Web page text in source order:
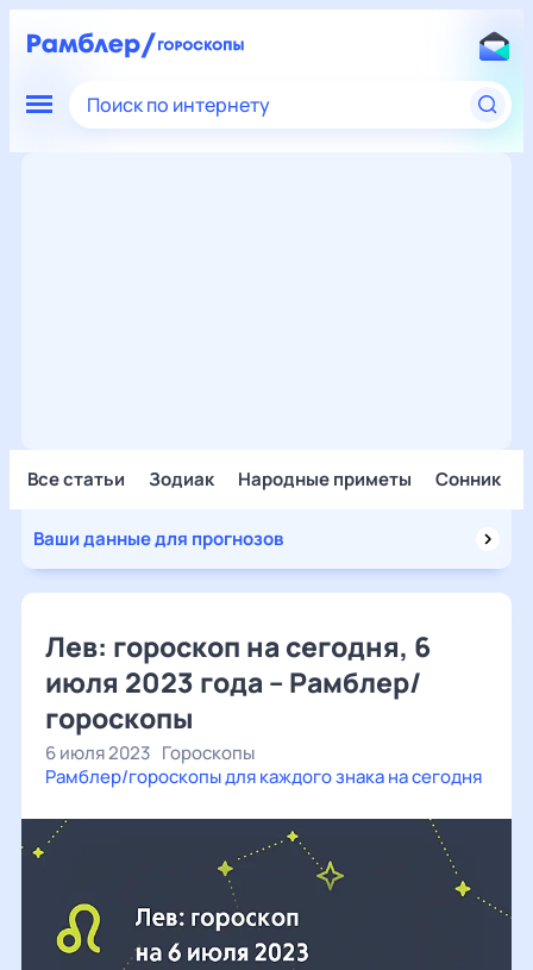
Поиск по интернету
Все статьи Зодиак Народные приметы Сонник
Ваши данные для прогнозов
Лев: гороскоп на сегодня, 6
июля 2023 года – Рамблер/
гороскопы
6 июля 2023 Гороскопы
Рамблер/гороскопы для каждого знака на сегодня